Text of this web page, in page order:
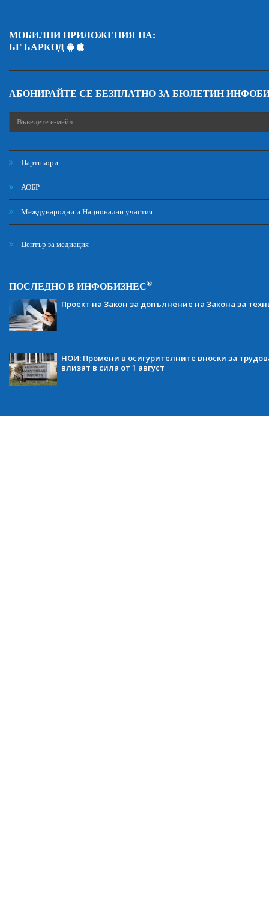
МОБИЛНИ ПРИЛОЖЕНИЯ НА:
БГ БАРКОД
АБОНИРАЙТЕ СЕ БЕЗПЛАТНО ЗА БЮЛЕТИН
Партньори
АОБР
Международни и Национални участия
Център за медиация
ПОСЛЕДНО В ИНФОБИЗНЕС®
Проект на Закон за допълнение на Закона за
НОИ: Промени в осигурителните вноски за
влизат в сила от 1 август